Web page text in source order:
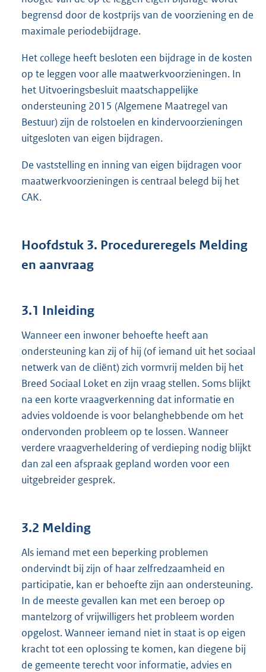
begrensd door de kostprijs van de voorziening en de
maximale periodebijdrage.
Het college heeft besloten een bijdrage in de kosten
op te leggen voor alle maatwerkvoorzieningen. In
het Uitvoeringsbesluit maatschappelijke
ondersteuning 2015 (Algemene Maatregel van
Bestuur) zijn de rolstoelen en kindervoorzieningen
uitgesloten van eigen bijdragen.
De vaststelling en inning van eigen bijdragen voor
maatwerkvoorzieningen is centraal belegd bij het
CAK.
Hoofdstuk 3. Procedureregels Melding
en aanvraag
3.1 Inleiding
Wanneer een inwoner behoefte heeft aan
ondersteuning kan zij of hij (of iemand uit het sociaal
netwerk van de cliënt) zich vormvrij melden bij het
Breed Sociaal Loket en zijn vraag stellen. Soms blijkt
na een korte vraagverkenning dat informatie en
advies voldoende is voor belanghebbende om het
ondervonden probleem op te lossen. Wanneer
verdere vraagverheldering of verdieping nodig blijkt
dan zal een afspraak gepland worden voor een
uitgebreider gesprek.
3.2 Melding
Als iemand met een beperking problemen
ondervindt bij zijn of haar zelfredzaamheid en
participatie, kan er behoefte zijn aan ondersteuning.
In de meeste gevallen kan met een beroep op
mantelzorg of vrijwilligers het probleem worden
opgelost. Wanneer iemand niet in staat is op eigen
kracht tot een oplossing te komen, kan diegene bij
de gemeente terecht voor informatie, advies en